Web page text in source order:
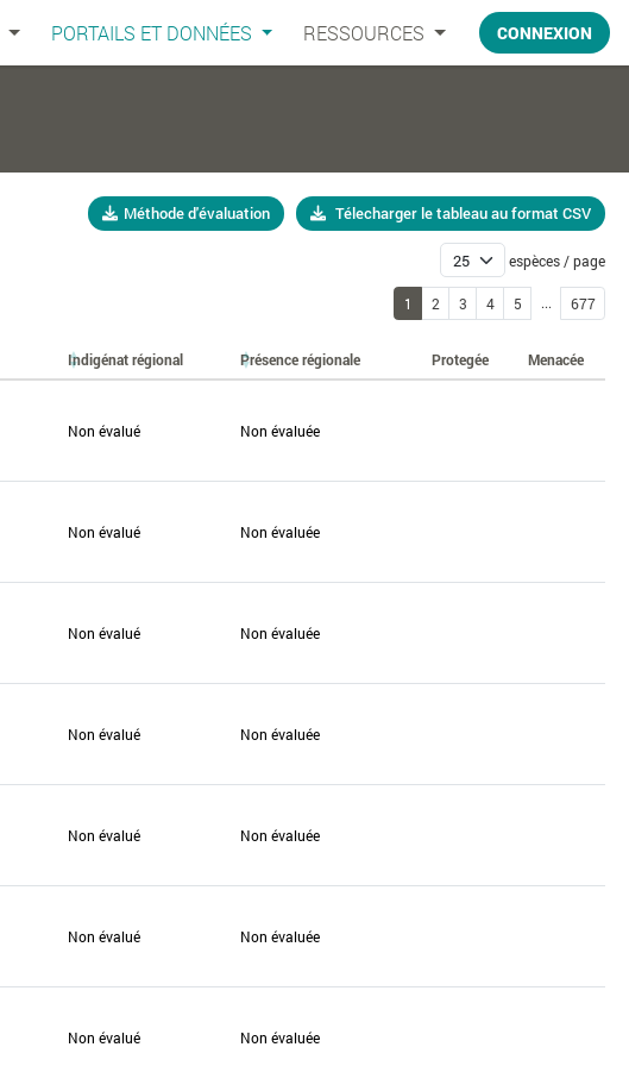
PORTAILS ET DONNÉES RESSOURCES CONNEXION
Méthode d'évaluation Télecharger le tableau au format CSV
espèces / page
1 2 3 4 5 ... 677
Indigénat régional Présence régionale Protegée Menacée
Non évalué Non évaluée
Non évalué Non évaluée
Non évalué Non évaluée
Non évalué Non évaluée
Non évalué Non évaluée
Non évalué Non évaluée
Non évalué Non évaluée